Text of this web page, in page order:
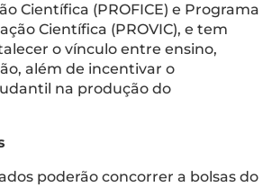
Científica (PROFICE) e Programa
Científica (PROVIC), e tem
o vínculo entre ensino,
além de incentivar o
na produção do
poderão concorrer a bolsas do